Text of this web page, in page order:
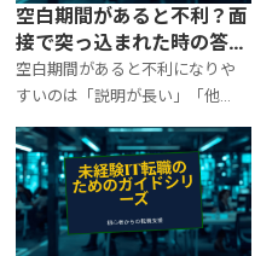
空白期間があると不利？面
接で突っ込まれた時の答え
方テンプレ（未経験IT転
職）
空白期間があると不利になりや
すいのは「説明が長い」「他
責」「再発防止がない」場合。
面接で詰まらない答え方の型、
職務経歴書の書き方、空白を“準
備期間”として成立させる見せ方
を整理します。